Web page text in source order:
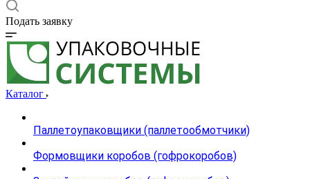
Подать заявку
Каталог
Паллетоупаковщики (паллетообмотчики)
Формовщики коробов (гофрокоробов)